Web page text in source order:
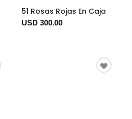
51 Rosas Rojas En Caja
USD 300.00